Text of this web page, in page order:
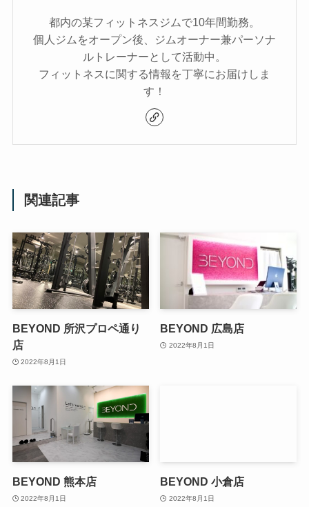
都内の某フィットネスジムで10年間勤務。
個人ジムをオープン後、ジムオーナー兼パーソナ
ルトレーナーとして活動中。
フィットネスに関する情報を丁寧にお届けしま
す！
関連記事
BEYOND 所沢プロペ通り
店
2022年8月1日
BEYOND 広島店
2022年8月1日
BEYOND 熊本店
2022年8月1日
BEYOND 小倉店
2022年8月1日